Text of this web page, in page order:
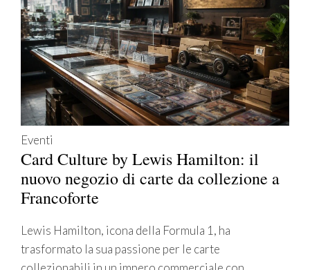
Eventi
Card Culture by Lewis Hamilton: il
nuovo negozio di carte da collezione a
Francoforte
Lewis Hamilton, icona della Formula 1, ha
trasformato la sua passione per le carte